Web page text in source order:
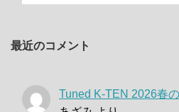
最近のコメント
Tuned K-TEN 2026春